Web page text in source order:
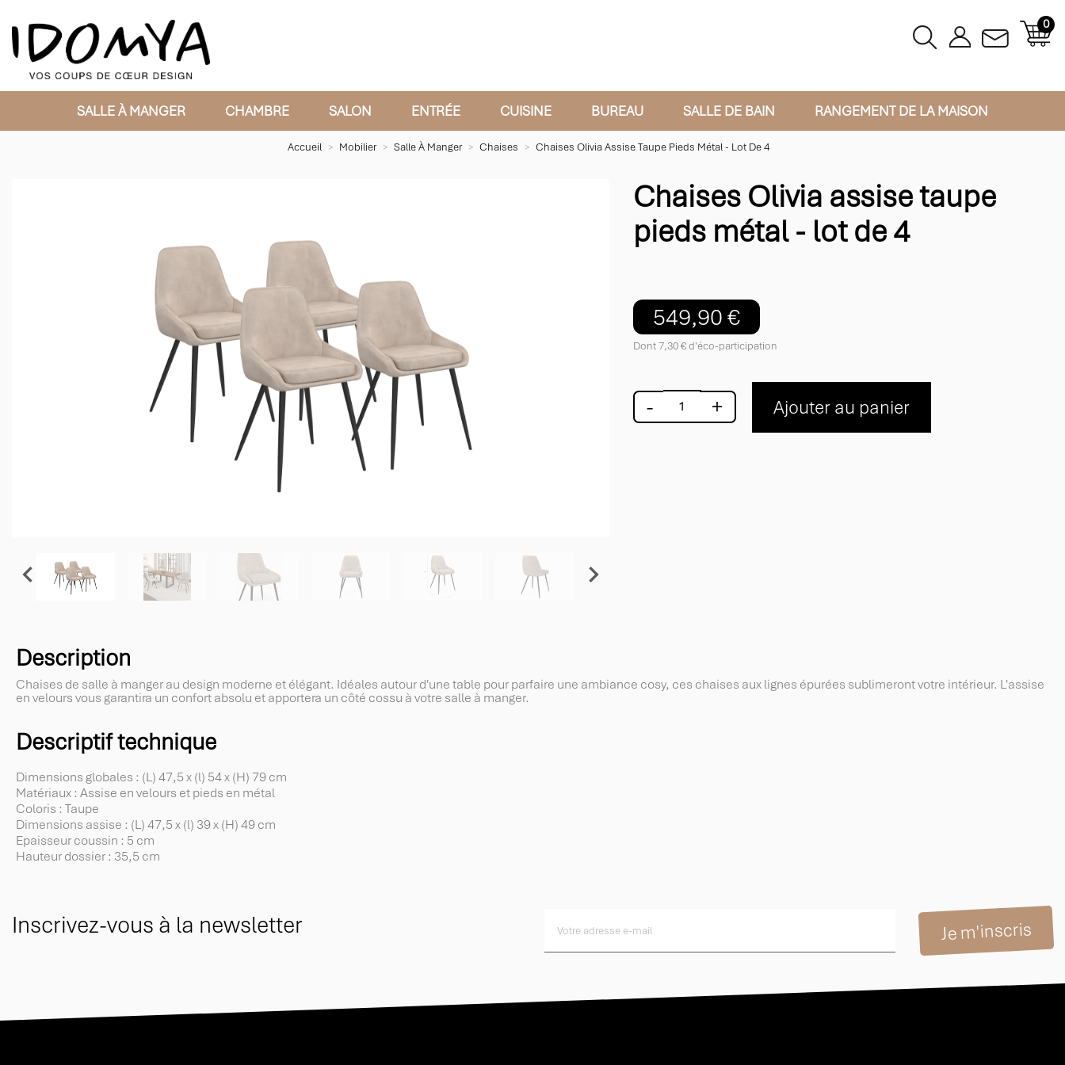
0
SALLE À MANGER CHAMBRE SALON ENTRÉE CUISINE BUREAU SALLE DE BAIN RANGEMENT DE LA MAISON
Accueil Mobilier Salle À Manger Chaises Chaises Olivia Assise Taupe Pieds Métal - Lot De 4
 
Chaises Olivia assise taupe
pieds métal - lot de 4
549,90 €
Dont 7,30 € d'éco-participation
- + Ajouter au panier
Description
Chaises de salle à manger au design moderne et élégant. Idéales autour d'une table pour parfaire une ambiance cosy, ces chaises aux lignes épurées sublimeront votre intérieur. L'assise
en velours vous garantira un confort absolu et apportera un côté cossu à votre salle à manger.
Descriptif technique
Dimensions globales : (L) 47,5 x (l) 54 x (H) 79 cm
Matériaux : Assise en velours et pieds en métal
Coloris : Taupe
Dimensions assise : (L) 47,5 x (l) 39 x (H) 49 cm
Epaisseur coussin : 5 cm
Hauteur dossier : 35,5 cm
Inscrivez-vous à la newsletter